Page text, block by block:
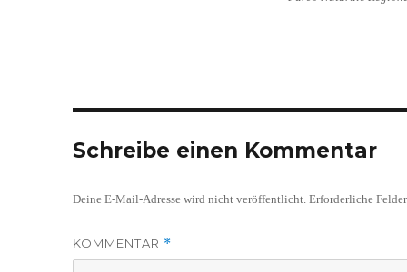
Schreibe einen Kommentar
Deine E-Mail-Adresse wird nicht veröffentlicht. Erforderliche
KOMMENTAR *